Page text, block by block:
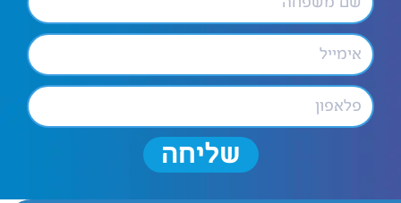
שליחה